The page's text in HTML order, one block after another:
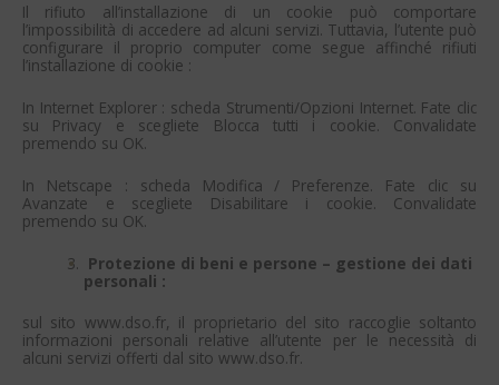
Il rifiuto all’installazione di un cookie può comportare
l’impossibilità di accedere ad alcuni servizi. Tuttavia, l’utente può
configurare il proprio computer come segue affinché rifiuti
l’installazione di cookie :
In Internet Explorer : scheda Strumenti/Opzioni Internet. Fate clic
su Privacy e scegliete Blocca tutti i cookie. Convalidate
premendo su OK.
In Netscape : scheda Modifica / Preferenze. Fate clic su
Avanzate e scegliete Disabilitare i cookie. Convalidate
premendo su OK.
Protezione di beni e persone – gestione dei dati
personali :
sul sito www.dso.fr, il proprietario del sito raccoglie soltanto
informazioni personali relative all’utente per le necessità di
alcuni servizi offerti dal sito www.dso.fr.